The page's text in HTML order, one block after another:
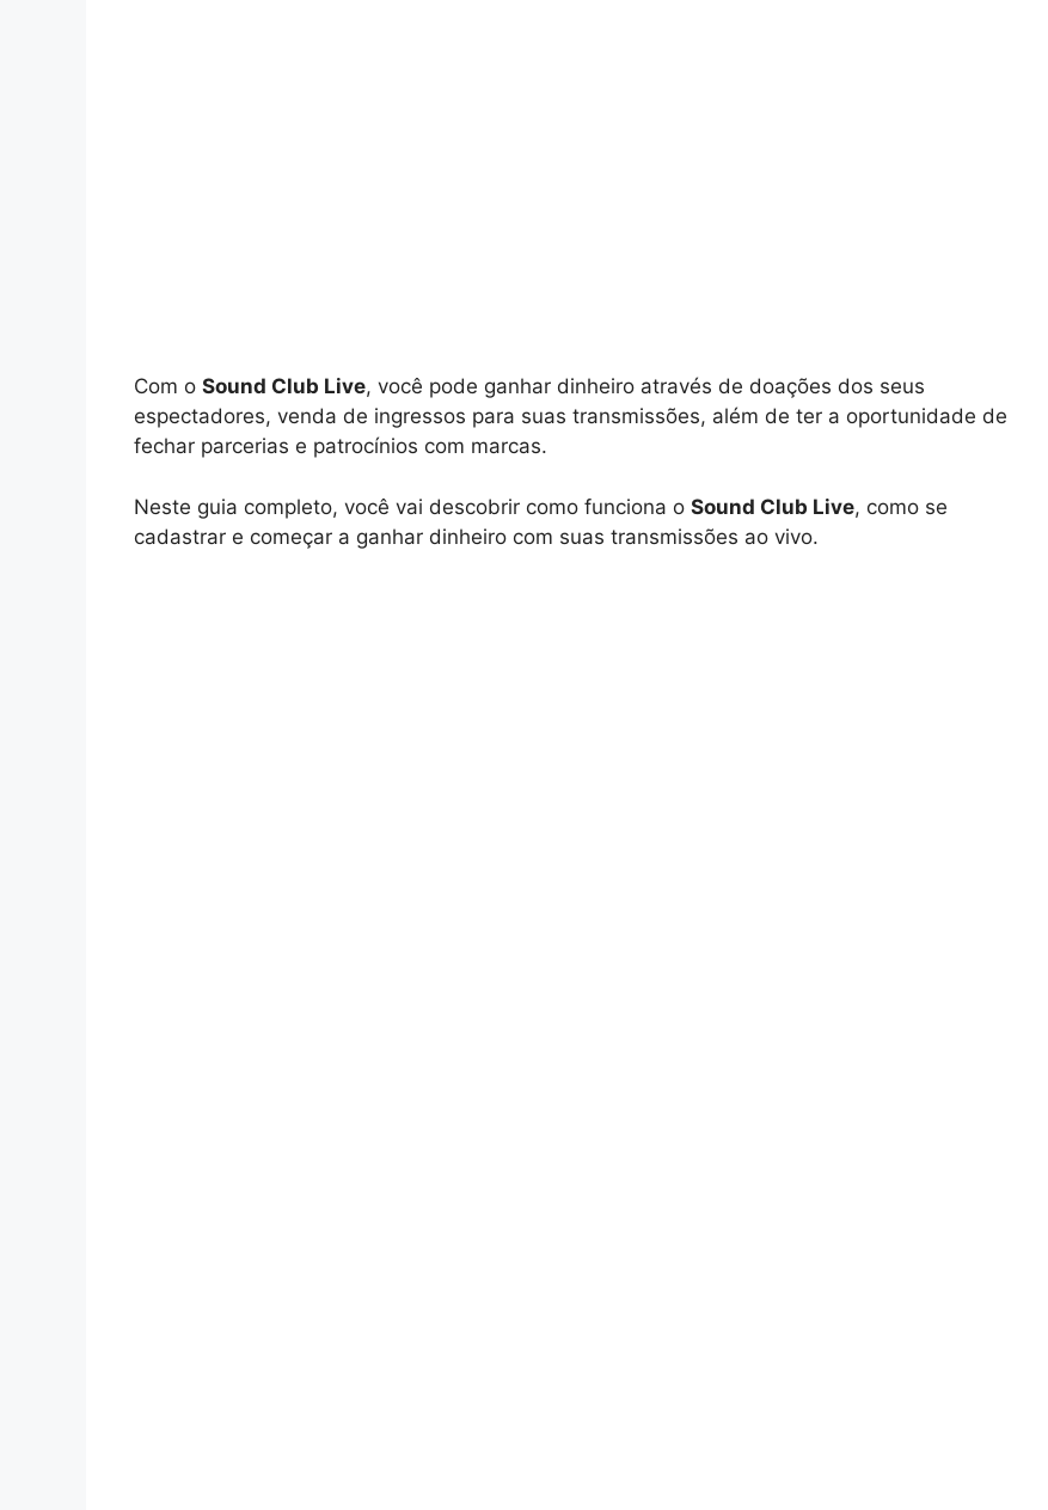
Com o Sound Club Live, você pode ganhar dinheiro através de doações dos seus
espectadores, venda de ingressos para suas transmissões, além de ter a oportunidade de
fechar parcerias e patrocínios com marcas.
Neste guia completo, você vai descobrir como funciona o Sound Club Live, como se
cadastrar e começar a ganhar dinheiro com suas transmissões ao vivo.